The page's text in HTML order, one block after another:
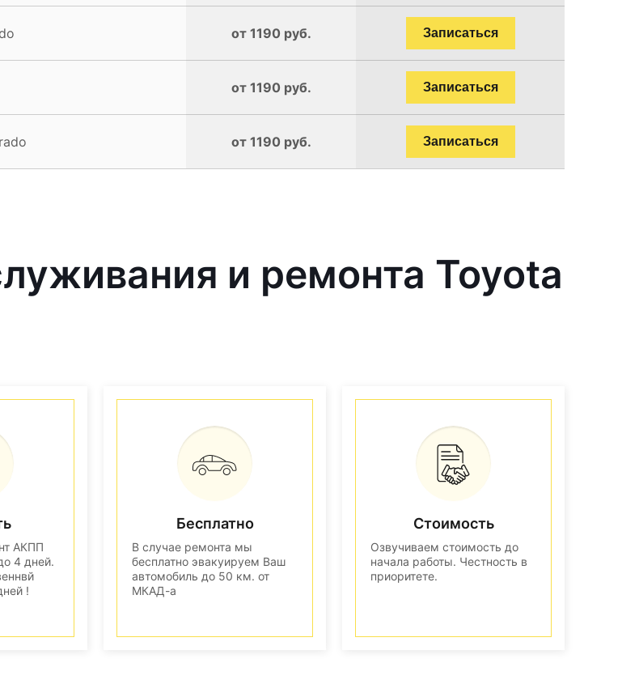
от 1190 руб. Записаться
от 1190 руб. Записаться
от 1190 руб. Записаться
и ремонта Toyota
АКПП
4 дней.
!
Бесплатно
В случае ремонта мы
бесплатно эвакуируем Ваш
автомобиль до 50 км. от
МКАД-а
Стоимость
Озвучиваем стоимость до
начала работы. Честность в
приоритете.